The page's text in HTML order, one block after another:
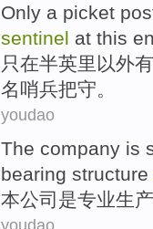
Only a picket
sentinel at this
只在半英里以外有
名哨兵把守。
youdao
The company is
bearing structure
本公司 是专业生产